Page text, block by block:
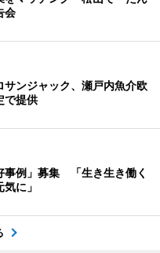
会
サンジャック、瀬戸内魚介欧
で提供
事例」募集 「生き生き働く
に」